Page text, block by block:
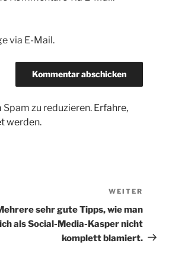
via E-Mail.
zu reduzieren. Erfahre,
werden.
Beitrag
WEITER
sehr gute Tipps, wie man
als Social-Media-Kasper nicht
komplett blamiert.